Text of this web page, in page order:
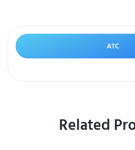
ATC
Related